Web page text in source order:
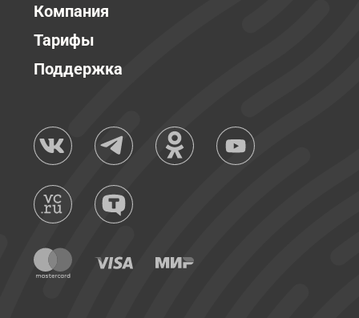
Компания
Тарифы
Поддержка